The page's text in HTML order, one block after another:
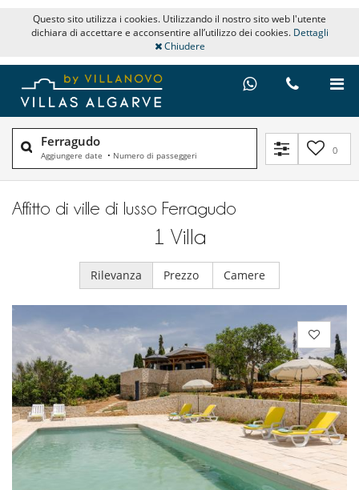
Questo sito utilizza i cookies. Utilizzando il nostro sito web l'utente
dichiara di accettare e acconsentire all’utilizzo dei cookies. Dettagli
Chiudere
Ferragudo
Aggiungere date • Numero di passeggeri 0
Affitto di ville di lusso Ferragudo
1 Villa
Rilevanza Prezzo Camere